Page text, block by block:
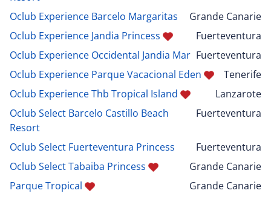
Oclub Experience Barcelo Margaritas
Grande Canarie
Oclub Experience Jandia Princess
Fuerteventura
Oclub Experience Occidental Jandia Mar Fuerteventura
Oclub Experience Parque Vacacional Eden
Tenerife
Oclub Experience Thb Tropical Island
Lanzarote
Oclub Select Barcelo Castillo Beach
Resort
Fuerteventura
Oclub Select Fuerteventura Princess
Fuerteventura
Oclub Select Tabaiba Princess
Grande Canarie
Parque Tropical
Grande Canarie